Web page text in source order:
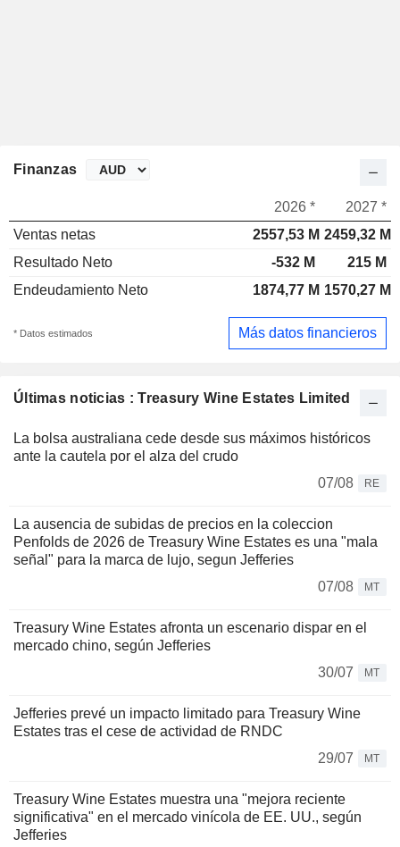
Últimas noticias : Treasury Wine Estates Limited
La bolsa australiana cede desde sus máximos históricos
ante la cautela por el alza del crudo
07/08
RE
La ausencia de subidas de precios en la coleccion
Penfolds de 2026 de Treasury Wine Estates es una "mala
señal" para la marca de lujo, segun Jefferies
07/08
MT
Treasury Wine Estates afronta un escenario dispar en el
mercado chino, según Jefferies
30/07
MT
Jefferies prevé un impacto limitado para Treasury Wine
Estates tras el cese de actividad de RNDC
29/07
MT
Treasury Wine Estates muestra una "mejora reciente
significativa" en el mercado vinícola de EE. UU., según
Jefferies
Finanzas
2026 *
2027 *
Ventas netas
2557,53 M 2459,32 M
Resultado Neto
-532 M
215 M
Endeudamiento Neto
1874,77 M 1570,27 M
* Datos estimados Más datos financieros